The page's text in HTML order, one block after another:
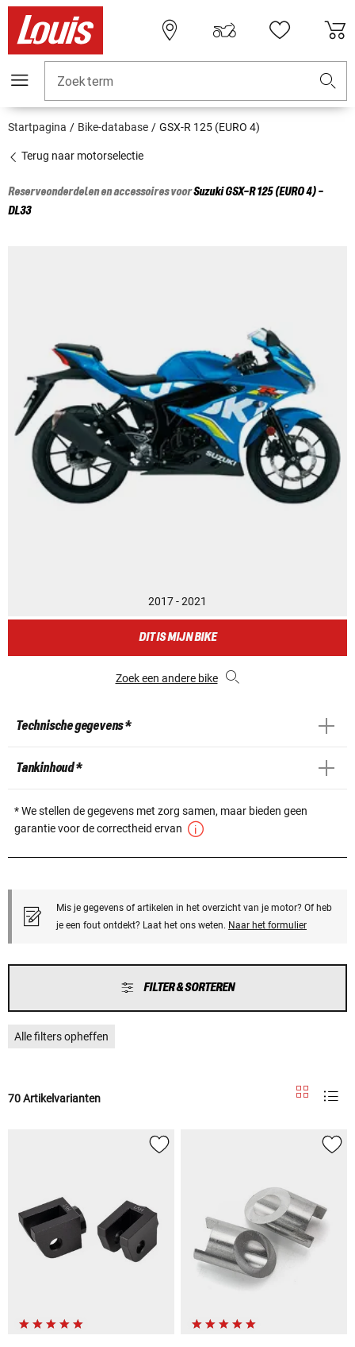
Zoekterm
Startpagina Bike-database GSX-R 125 (EURO 4)
Terug naar motorselectie
Reserveonderdelen en accessoires voorSuzukiGSX-R 125 (EURO 4) -
DL33
2017 - 2021
DIT IS MIJN BIKE
Zoek een andere bike
Technische gegevens *
Tankinhoud *
* We stellen de gegevens met zorg samen, maar bieden geen
garantie voor de correctheid ervan
Mis je gegevens of artikelen in het overzicht van je motor? Of heb
je een fout ontdekt? Laat het ons weten. Naar het formulier
FILTER & SORTEREN
Alle filters opheffen
70 Artikelvarianten